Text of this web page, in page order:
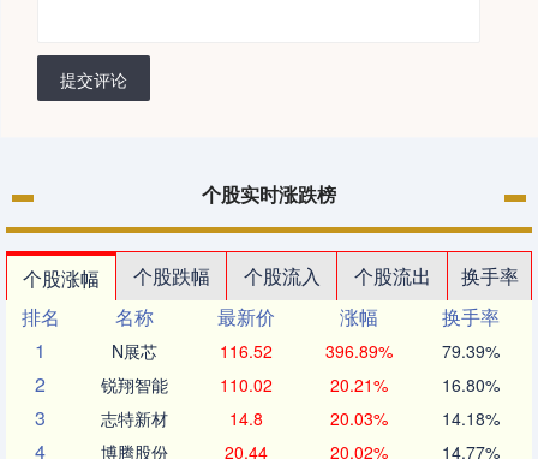
提交评论
个股实时涨跌榜
个股涨幅 个股跌幅 个股流入 个股流出
换手率
排名
名称 最新价 涨幅
换手率
1
N展芯 116.52 396.89% 79.39%
2 锐翔智能 110.02 20.21% 16.80%
3 志特新材 14.8 20.03% 14.18%
4 博腾股份 20.44 20.02% 14.77%